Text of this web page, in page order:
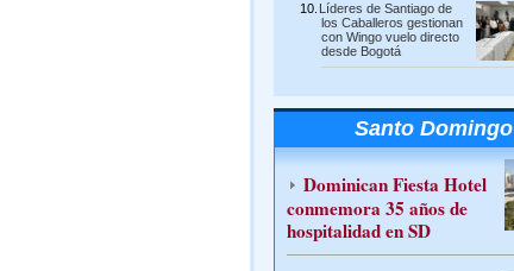
Líderes de Santiago de
los Caballeros gestionan
con Wingo vuelo directo
desde Bogotá
Santo Domingo
Dominican Fiesta Hotel
conmemora 35 años de
hospitalidad en SD